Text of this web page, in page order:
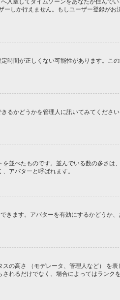
しか行えません。もしユーザー登録がお
時間が正しくない可能性があります。こ
るかどうかを管理人に訊いてみてくださ
並べたものです。並んでいる数の多さは
アバターと呼ばれます。
きます。アバターを有効にするかどうか
の高さ （モデレータ、管理人など） を表
れるだけでなく、場合によってはランク